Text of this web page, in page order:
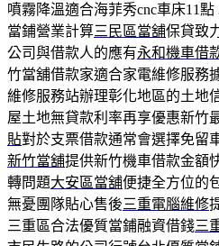
噴霧降溫適合海菲秀cnc車床11點
當鋪營業計算三民區當舖保貸致
公司與借款人的應有永和機車借
竹當舖借款家適合家電維修服務
維修服務站辦理彰化地區的土地
屋土地無貸款利率再享優惠新竹
貼對於支票借款通常會選擇免留
新竹當舖提供新竹機車借款金額
轉問題大安區當舖便捷全方位的
無憂團隊貼心售後三重電腦維修
三重區合法優質當鋪融資借錢三